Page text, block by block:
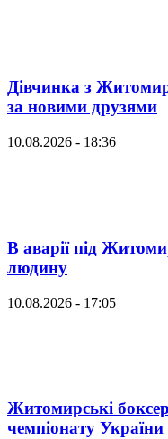
Дівчинка з
за новими друзями
10.08.2026 - 18:36
В аварії під
людину
10.08.2026 - 17:05
Житомирські
чемпіонату України